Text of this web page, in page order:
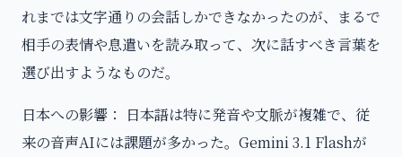
れまでは文字通りの会話しかできなかったのが、まるで
相手の表情や息遣いを読み取って、次に話すべき言葉を
選び出すようなものだ。
日本への影響： 日本語は特に発音や文脈が複雑で、従
来の音声AIには課題が多かった。Gemini 3.1 Flashが